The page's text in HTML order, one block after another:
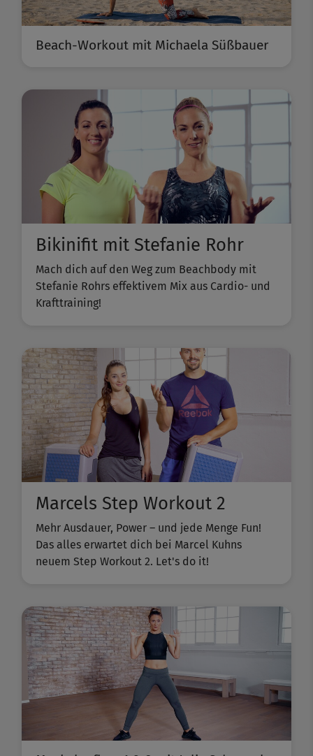
Beach-Workout mit Michaela Süßbauer
Bikinifit mit Stefanie Rohr
Mach dich auf den Weg zum Beachbody mit
Stefanie Rohrs effektivem Mix aus Cardio- und
Krafttraining!
Marcels Step Workout 2
Mehr Ausdauer, Power – und jede Menge Fun!
Das alles erwartet dich bei Marcel Kuhns
neuem Step Workout 2. Let's do it!